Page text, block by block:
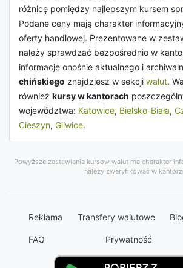
różnicę pomiędzy najlepszym kursem
Podane ceny mają charakter
oferty handlowej. Prezentowane w
należy sprawdzać bezpośrednio w
informacje onośnie aktualnego i
chińskiego znajdziesz w sekcji walut.
również kursy w kantorach
województwa: Katowice, Bielsko-Biała,
Cieszyn, Gliwice.
Powyższe zestawienie kursów walut ma charakter
należy zweryfikować w
Reklama Transfery walutowe
FAQ Prywatność